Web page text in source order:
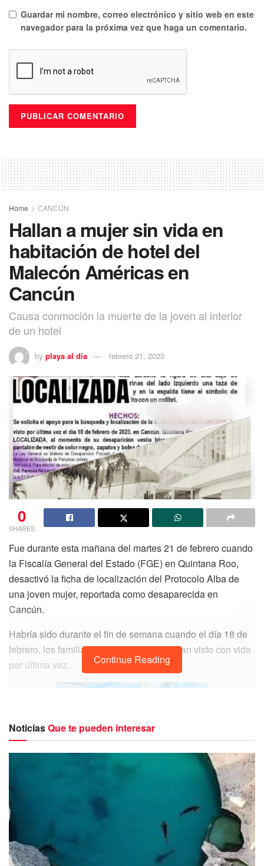
Guardar mi nombre, correo electrónico y sitio web en este
navegador para la próxima vez que haga un comentario.
Home CANCÚN
Hallan a mujer sin vida en
habitación de hotel del
Malecón Américas en
Cancún
Causa conmoción la muerte de la joven al interior
de un hotel
by playa al dia febrero 21, 2023
0
SHARES
Fue durante esta mañana del martes 21 de febrero cuando
la Fiscalía General del Estado (FGE) en Quintana Roo,
desactivó la ficha de localización del Protocolo Alba de
una joven mujer, reportada como desaparecida en
Cancún.
Habría sido durante el fin de semana cuando el día 18 de
febrero, los familiares de la mujer la habrían visto con vida
por última vez.
Continue Reading
NoticiasQue te pueden interesar